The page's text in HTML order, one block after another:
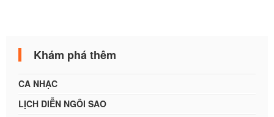
Khám phá thêm
CA NHẠC
LỊCH DIỄN NGÔI SAO